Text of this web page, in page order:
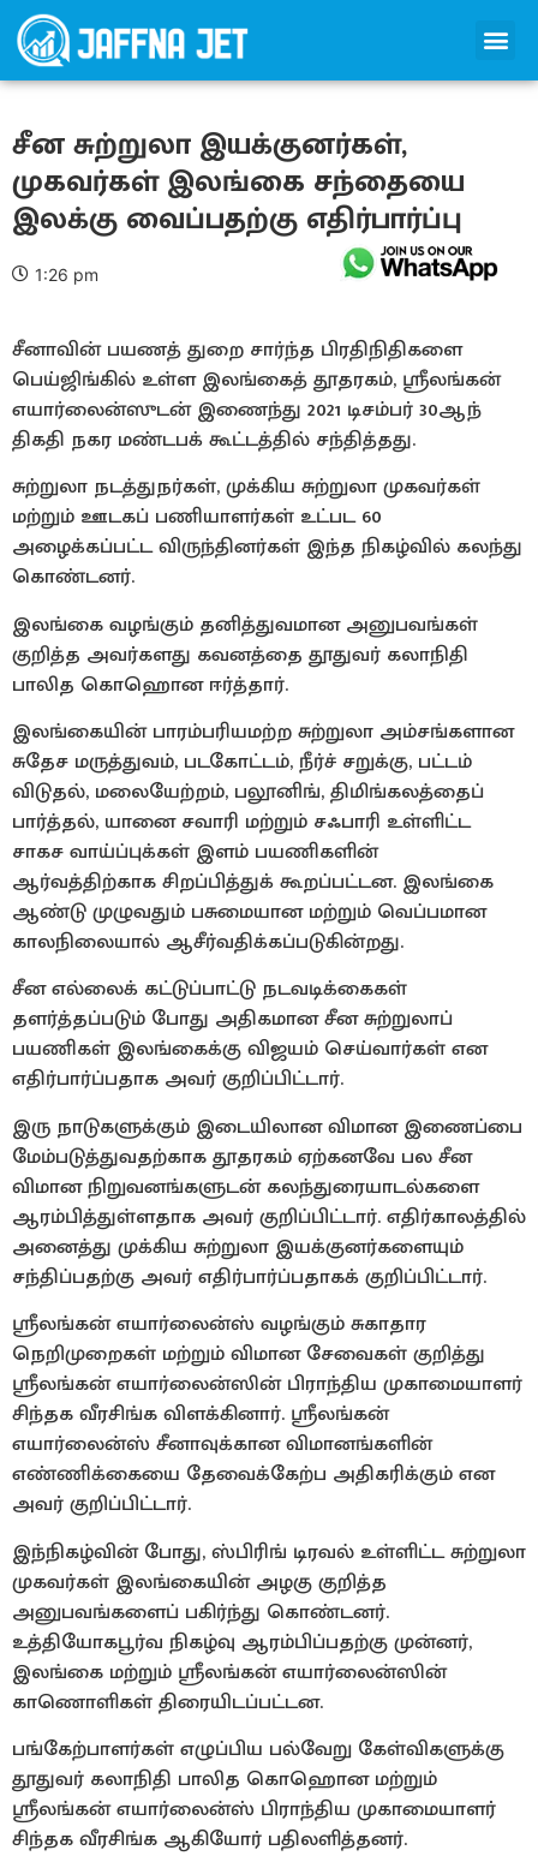
சீன சுற்றுலா இயக்குனர்கள்,
முகவர்கள் இலங்கை சந்தையை
இலக்கு வைப்பதற்கு எதிர்பார்ப்பு
1:26 pm
சீனாவின் பயணத் துறை சார்ந்த பிரதிநிதிகளை
பெய்ஜிங்கில் உள்ள இலங்கைத் தூதரகம், ஸ்ரீலங்கன்
எயார்லைன்ஸுடன் இணைந்து 2021 டிசம்பர் 30ஆந்
திகதி நகர மண்டபக் கூட்டத்தில் சந்தித்தது.
சுற்றுலா நடத்துநர்கள், முக்கிய சுற்றுலா முகவர்கள்
மற்றும் ஊடகப் பணியாளர்கள் உட்பட 60
அழைக்கப்பட்ட விருந்தினர்கள் இந்த நிகழ்வில் கலந்து
கொண்டனர்.
இலங்கை வழங்கும் தனித்துவமான அனுபவங்கள்
குறித்த அவர்களது கவனத்தை தூதுவர் கலாநிதி
பாலித கொஹொன ஈர்த்தார்.
இலங்கையின் பாரம்பரியமற்ற சுற்றுலா அம்சங்களான
சுதேச மருத்துவம், படகோட்டம், நீர்ச் சறுக்கு, பட்டம்
விடுதல், மலையேற்றம், பலூனிங், திமிங்கலத்தைப்
பார்த்தல், யானை சவாரி மற்றும் சஃபாரி உள்ளிட்ட
சாகச வாய்ப்புக்கள் இளம் பயணிகளின்
ஆர்வத்திற்காக சிறப்பித்துக் கூறப்பட்டன. இலங்கை
ஆண்டு முழுவதும் பசுமையான மற்றும் வெப்பமான
காலநிலையால் ஆசீர்வதிக்கப்படுகின்றது.
சீன எல்லைக் கட்டுப்பாட்டு நடவடிக்கைகள்
தளர்த்தப்படும் போது அதிகமான சீன சுற்றுலாப்
பயணிகள் இலங்கைக்கு விஜயம் செய்வார்கள் என
எதிர்பார்ப்பதாக அவர் குறிப்பிட்டார்.
இரு நாடுகளுக்கும் இடையிலான விமான இணைப்பை
மேம்படுத்துவதற்காக தூதரகம் ஏற்கனவே பல சீன
விமான நிறுவனங்களுடன் கலந்துரையாடல்களை
ஆரம்பித்துள்ளதாக அவர் குறிப்பிட்டார். எதிர்காலத்தில்
அனைத்து முக்கிய சுற்றுலா இயக்குனர்களையும்
சந்திப்பதற்கு அவர் எதிர்பார்ப்பதாகக் குறிப்பிட்டார்.
ஸ்ரீலங்கன் எயார்லைன்ஸ் வழங்கும் சுகாதார
நெறிமுறைகள் மற்றும் விமான சேவைகள் குறித்து
ஸ்ரீலங்கன் எயார்லைன்ஸின் பிராந்திய முகாமையாளர்
சிந்தக வீரசிங்க விளக்கினார். ஸ்ரீலங்கன்
எயார்லைன்ஸ் சீனாவுக்கான விமானங்களின்
எண்ணிக்கையை தேவைக்கேற்ப அதிகரிக்கும் என
அவர் குறிப்பிட்டார்.
இந்நிகழ்வின் போது, ஸ்பிரிங் டிரவல் உள்ளிட்ட சுற்றுலா
முகவர்கள் இலங்கையின் அழகு குறித்த
அனுபவங்களைப் பகிர்ந்து கொண்டனர்.
உத்தியோகபூர்வ நிகழ்வு ஆரம்பிப்பதற்கு முன்னர்,
இலங்கை மற்றும் ஸ்ரீலங்கன் எயார்லைன்ஸின்
காணொளிகள் திரையிடப்பட்டன.
பங்கேற்பாளர்கள் எழுப்பிய பல்வேறு கேள்விகளுக்கு
தூதுவர் கலாநிதி பாலித கொஹொன மற்றும்
ஸ்ரீலங்கன் எயார்லைன்ஸ் பிராந்திய முகாமையாளர்
சிந்தக வீரசிங்க ஆகியோர் பதிலளித்தனர்.